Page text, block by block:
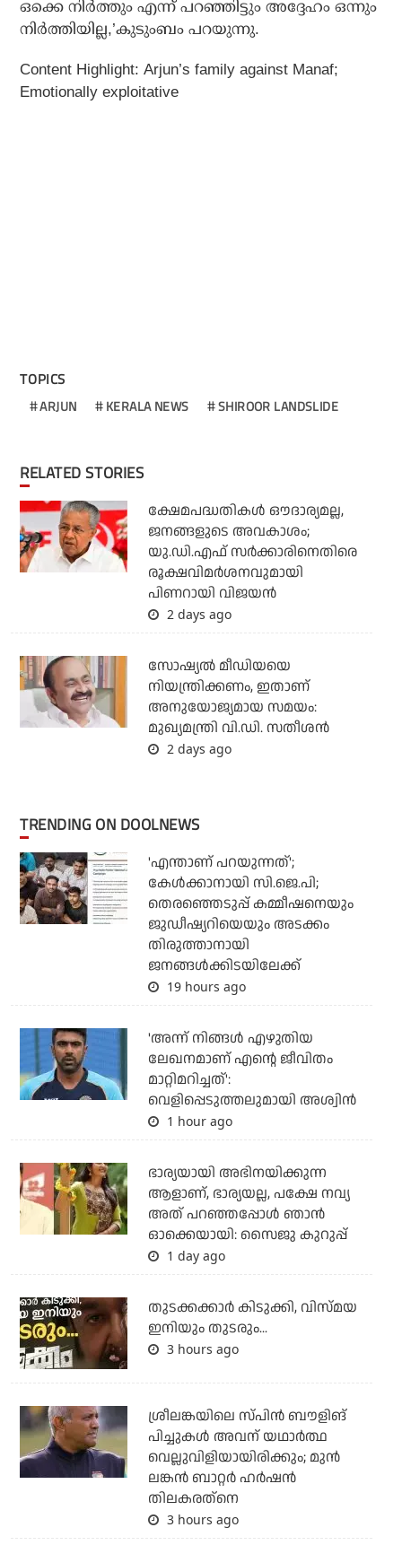
ഒക്കെ നിര്‍ത്തും എന്ന് പറഞ്ഞിട്ടും അദ്ദേഹം ഒന്നും
നിര്‍ത്തിയില്ല,’കുടുംബം പറയുന്നു.
Content Highlight: Arjun’s family against Manaf;
Emotionally exploitative
TOPICS
ARJUN KERALA NEWS SHIROOR LANDSLIDE
RELATED STORIES
ക്ഷേമപദ്ധതികള്‍ ഔദാര്യമല്ല,
ജനങ്ങളുടെ അവകാശം;
യു.ഡി.എഫ് സര്‍ക്കാരിനെതിരെ
രൂക്ഷവിമര്‍ശനവുമായി
പിണറായി വിജയന്‍
2 days ago
സോഷ്യല്‍ മീഡിയയെ
നിയന്ത്രിക്കണം, ഇതാണ്
അനുയോജ്യമായ സമയം:
മുഖ്യമന്ത്രി വി.ഡി. സതീശന്‍
2 days ago
TRENDING ON DOOLNEWS
'എന്താണ് പറയുന്നത്';
കേള്‍ക്കാനായി സി.ജെ.പി;
തെരഞ്ഞെടുപ്പ് കമ്മീഷനെയും
ജുഡീഷ്യറിയെയും അടക്കം
തിരുത്താനായി
ജനങ്ങള്‍ക്കിടയിലേക്ക്
19 hours ago
'അന്ന് നിങ്ങള്‍ എഴുതിയ
ലേഖനമാണ് എന്റെ ജീവിതം
മാറ്റിമറിച്ചത്':
വെളിപ്പെടുത്തലുമായി അശ്വിന്‍
1 hour ago
ഭാര്യയായി അഭിനയിക്കുന്ന
ആളാണ്, ഭാര്യയല്ല, പക്ഷേ നവ്യ
അത് പറഞ്ഞപ്പോള്‍ ഞാന്‍
ഓക്കെയായി: സൈജു കുറുപ്പ്
1 day ago
തുടക്കക്കാര്‍ കിടുക്കി, വിസ്മയ
ഇനിയും തുടരും...
3 hours ago
ശ്രീലങ്കയിലെ സ്പിന്‍ ബൗളിങ്
പിച്ചുകള്‍ അവന് യഥാര്‍ത്ഥ
വെല്ലുവിളിയായിരിക്കും; മുന്‍
ലങ്കന്‍ ബാറ്റര്‍ ഹര്‍ഷന്‍
തിലകരത്‌നെ
3 hours ago